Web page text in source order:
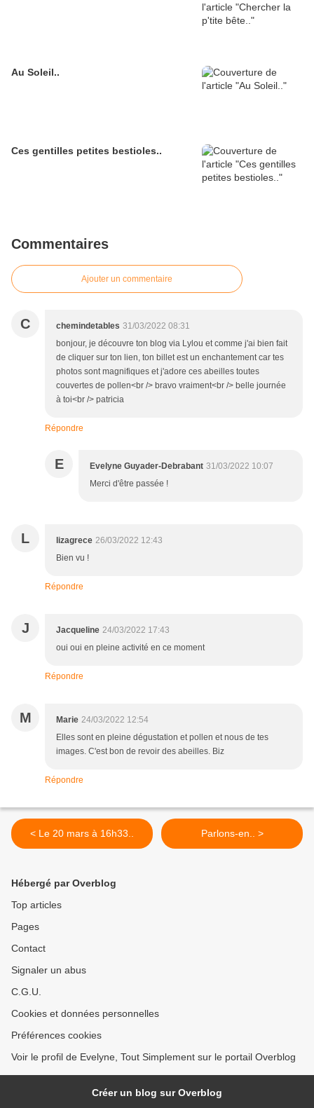
Au Soleil..
Ces gentilles petites bestioles..
Commentaires
Ajouter un commentaire
C chemindetables 31/03/2022 08:31
bonjour, je découvre ton blog via Lylou et comme j'ai bien fait
de cliquer sur ton lien, ton billet est un enchantement car tes
photos sont magnifiques et j'adore ces abeilles toutes
couvertes de pollen<br /> bravo vraiment<br /> belle journée
à toi<br /> patricia
Répondre
E Evelyne Guyader-Debrabant 31/03/2022 10:07
Merci d'être passée !
L lizagrece 26/03/2022 12:43
Bien vu !
Répondre
J Jacqueline 24/03/2022 17:43
oui oui en pleine activité en ce moment
Répondre
M Marie 24/03/2022 12:54
Elles sont en pleine dégustation et pollen et nous de tes
images. C'est bon de revoir des abeilles. Biz
Répondre
< Le 20 mars à 16h33.. Parlons-en.. >
Hébergé par Overblog
Top articles
Pages
Contact
Signaler un abus
C.G.U.
Cookies et données personnelles
Préférences cookies
Voir le profil de Evelyne, Tout Simplement sur le portail Overblog
Créer un blog sur Overblog